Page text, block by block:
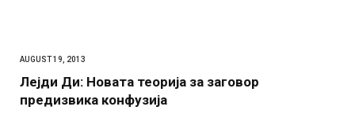
AUGUST 19, 2013
Лејди Ди: Новата теорија за заговор
предизвика конфузија